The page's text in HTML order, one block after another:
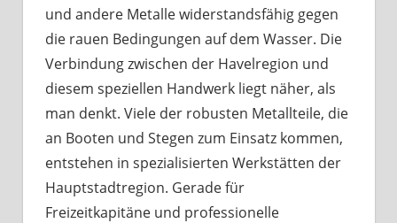
und andere Metalle widerstandsfähig gegen
die rauen Bedingungen auf dem Wasser. Die
Verbindung zwischen der Havelregion und
diesem speziellen Handwerk liegt näher, als
man denkt. Viele der robusten Metallteile, die
an Booten und Stegen zum Einsatz kommen,
entstehen in spezialisierten Werkstätten der
Hauptstadtregion. Gerade für
Freizeitkapitäne und professionelle